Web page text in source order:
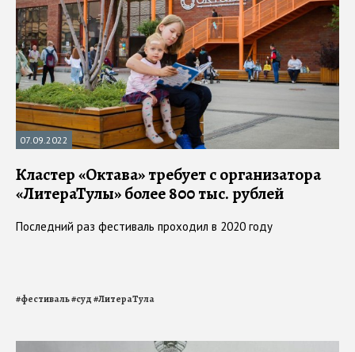
07.09.2022
Кластер «Октава» требует с организатора
«ЛитераТулы» более 800 тыс. рублей
Последний раз фестиваль проходил в 2020 году
#фестиваль#суд#ЛитераТула